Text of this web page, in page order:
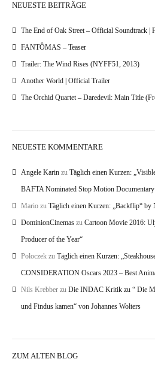
NEUESTE BEITRÄGE
The End of Oak Street – Official Soundtrack |
FANTÔMAS – Teaser
Trailer: The Wind Rises (NYFF51, 2013)
Another World | Official Trailer
The Orchid Quartet – Daredevil: Main Title
NEUESTE KOMMENTARE
Angele Karin zu Täglich einen Kurzen:
BAFTA Nominated Stop Motion
Mario zu Täglich einen Kurzen: „Backflip“
DominionCinemas zu Cartoon Movie 2016:
Producer of the Year“
Poloczek zu Täglich einen Kurzen:
CONSIDERATION Oscars 2023 – Best
Nils Krebber zu Die INDAC Kritik zu “ Die
und Findus kamen“ von Johannes Wolters
ZUM ALTEN BLOG